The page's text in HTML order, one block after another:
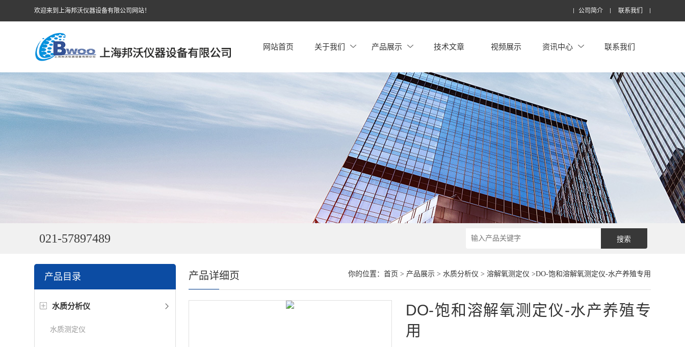
欢迎来到上海邦沃仪器设备有限公司网站！ 公司简介 联系我们
网站首页 关于我们 产品展示 技术文章 视频展示 资讯中心 联系我们
021-57897489
产品目录
水质分析仪
水质测定仪
你的位置： 首页 > 产品展示> 水质分析仪 > 溶解氧测定仪 >DO-饱和溶解氧测定仪-水产养殖专用
产品详细页
DO-饱和溶解氧测定仪-水产养殖专
用